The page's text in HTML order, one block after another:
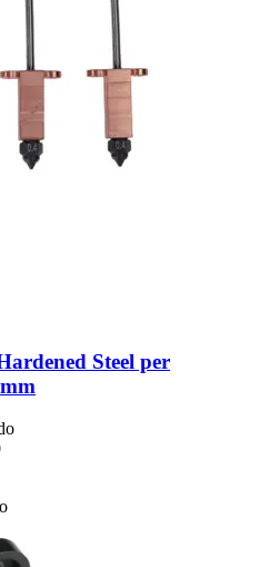
Steel per